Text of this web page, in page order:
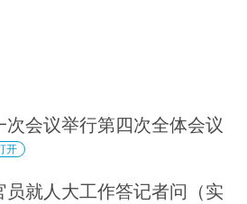
会议举行第四次全体会议
开
就人大工作答记者问（实